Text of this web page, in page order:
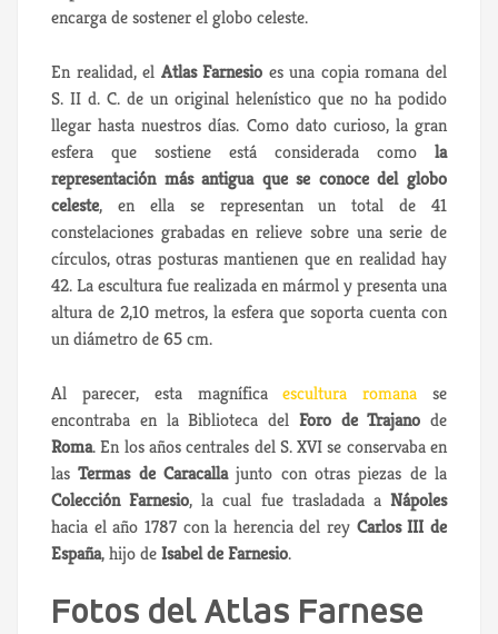
encarga de sostener el globo celeste.
En realidad, el Atlas Farnesio es una copia romana del
S. II d. C. de un original helenístico que no ha podido
llegar hasta nuestros días. Como dato curioso, la gran
esfera que sostiene está considerada como la
representación más antigua que se conoce del globo
celeste, en ella se representan un total de 41
constelaciones grabadas en relieve sobre una serie de
círculos, otras posturas mantienen que en realidad hay
42. La escultura fue realizada en mármol y presenta una
altura de 2,10 metros, la esfera que soporta cuenta con
un diámetro de 65 cm.
Al parecer, esta magníficaescultura romana se
encontraba en la Biblioteca del Foro de Trajano de
Roma. En los años centrales del S. XVI se conservaba en
lasTermas de Caracallajunto con otras piezas de la
Colección Farnesio, la cual fue trasladada aNápoles
hacia el año 1787 con la herencia del rey Carlos III de
España, hijo deIsabel de Farnesio.
Fotos del Atlas Farnese